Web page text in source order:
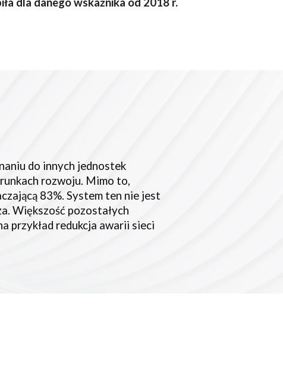
do innych jednostek
rozwoju. Mimo to,
83%. System ten nie jest
Większość pozostałych
przykład redukcja awarii sieci